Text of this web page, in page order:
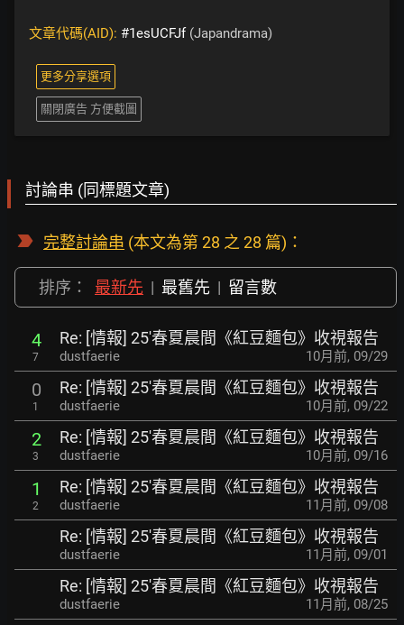
文章代碼(AID): #1esUCFJf(Japandrama)
更多分享選項
關閉廣告 方便截圖
討論串 (同標題文章)
完整討論串 (本文為第 28 之 28 篇)：
排序： 最新先 | 最舊先 | 留言數
4
7
Re: [情報] 25'春夏晨間《紅豆麵包》收視報告
dustfaerie 10月前, 09/29
0
1
Re: [情報] 25'春夏晨間《紅豆麵包》收視報告
dustfaerie 10月前, 09/22
2
3
Re: [情報] 25'春夏晨間《紅豆麵包》收視報告
dustfaerie 10月前, 09/16
1
2
Re: [情報] 25'春夏晨間《紅豆麵包》收視報告
dustfaerie 11月前, 09/08
Re: [情報] 25'春夏晨間《紅豆麵包》收視報告
dustfaerie 11月前, 09/01
Re: [情報] 25'春夏晨間《紅豆麵包》收視報告
dustfaerie 11月前, 08/25